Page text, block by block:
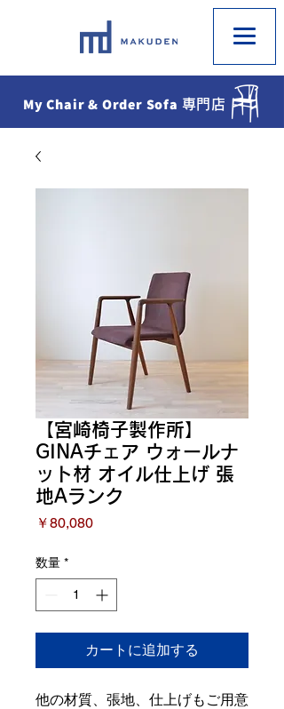
My Chair & Order Sofa 専門店
【宮崎椅子製作所】
GINAチェア ウォールナ
ット材 オイル仕上げ 張
地Aランク
￥80,080価
数量 *
カートに追加する
他の材質、張地、仕上げもご用意